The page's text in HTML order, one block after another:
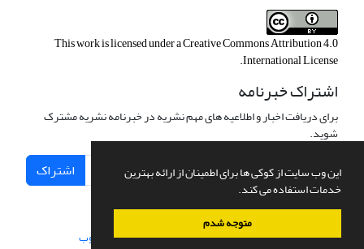
این وب سایت از کوکی ها برای اطمینان از ارائه بهترین
خدمات استفاده می کند.
متوجه شدم
This work is licensed under aCreative Commons Attribution 4.0
International License
.
اشتراک خبرنامه
برای دریافت اخبار و اطلاعیه های مهم نشریه در خبرنامه نشریه مشترک
شوید.
اشتراک
سامانه مدیریت نشریات علمی.طراحی و پیاده سازی از سیناوب